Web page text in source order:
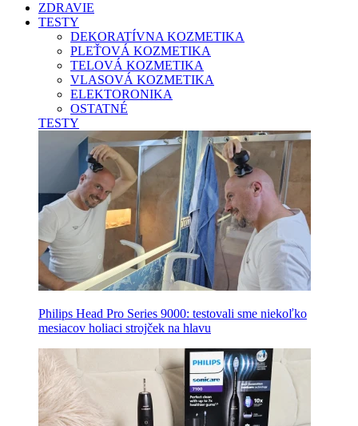
ZDRAVIE
TESTY
DEKORATÍVNA KOZMETIKA
PLEŤOVÁ KOZMETIKA
TELOVÁ KOZMETIKA
VLASOVÁ KOZMETIKA
ELEKTORONIKA
OSTATNÉ
TESTY
Philips Head Pro Series 9000: testovali sme niekoľko
mesiacov holiaci strojček na hlavu